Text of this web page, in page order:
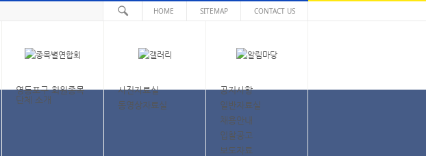
HOME SITEMAP CONTACT US
영등포구 회원종목
단체 소개
사진자료실
동영상자료실
공지사항
일반자료실
채용안내
입찰공고
보도자료